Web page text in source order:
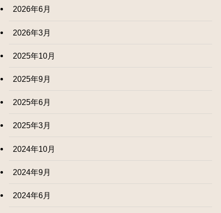
2026年6月
2026年3月
2025年10月
2025年9月
2025年6月
2025年3月
2024年10月
2024年9月
2024年6月